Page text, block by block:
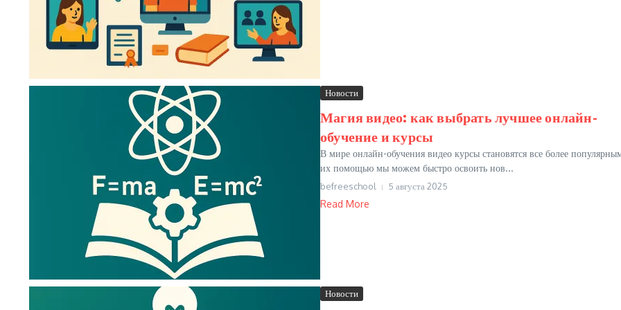
Новости
Магия видео: как выбрать лучшее онлайн-
обучение и курсы
В мире онлайн-обучения видео курсы становятся все более
их помощью мы можем быстро освоить нов...
befreeschool 5 августа 2025
Read More
Новости